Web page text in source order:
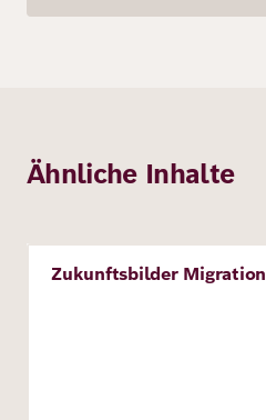
Ähnliche Inhalte
Projekt
Zukunftsbilder Migration